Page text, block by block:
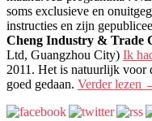
soms exclusieve en
instructies en zijn
Cheng Industry & Trade
Ltd, Guangzhou City) Ik
2011. Het is natuurlijk voor
goed gedaan. Verder lezen